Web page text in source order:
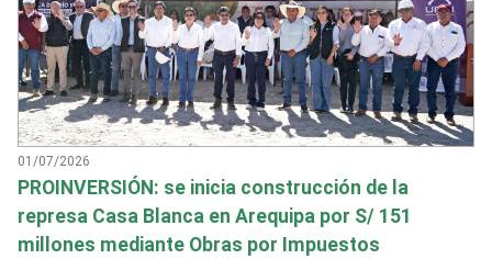
01/07/2026
PROINVERSIÓN: se inicia construcción de la
represa Casa Blanca en Arequipa por S/ 151
millones mediante Obras por Impuestos